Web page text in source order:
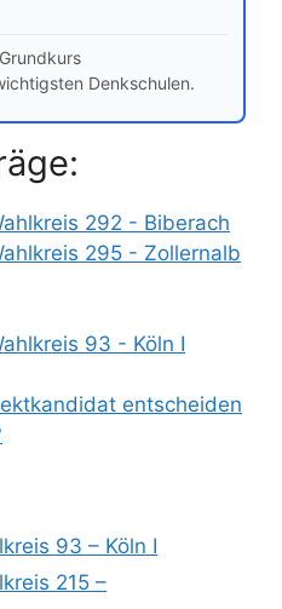
Denkschulen.
292 - Biberach
295 - Zollernalb
93 - Köln I
entscheiden
93 – Köln I
215 –